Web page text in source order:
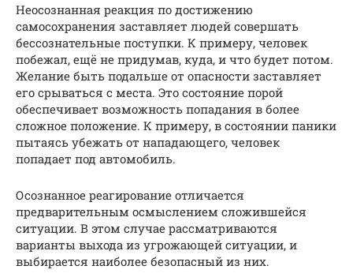
Неосознанная реакция по достижению
самосохранения заставляет людей совершать
бессознательные поступки. К примеру, человек
побежал, ещё не придумав, куда, и что будет потом.
Желание быть подальше от опасности заставляет
его срываться с места. Это состояние порой
обеспечивает возможность попадания в более
сложное положение. К примеру, в состоянии паники
пытаясь убежать от нападающего, человек
попадает под автомобиль.
Осознанное реагирование отличается
предварительным осмыслением сложившейся
ситуации. В этом случае рассматриваются
варианты выхода из угрожающей ситуации, и
выбирается наиболее безопасный из них.